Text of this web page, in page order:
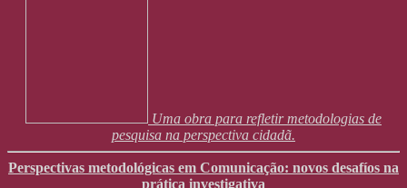
Uma obra para refletir metodologias de
pesquisa na perspectiva cidadã.
Perspectivas metodológicas em Comunicação: novos desafíos na
prática investigativa